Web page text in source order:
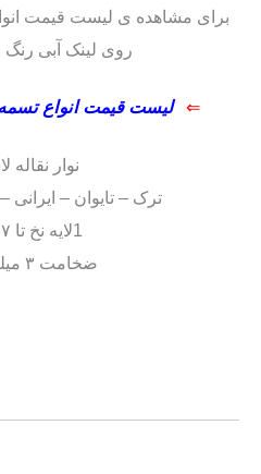
برای مشاهده ی لیست قیمت
روی لینک آبی رنگ
⇐ لیست قیمت انواع تسمه
نوار نقاله
ترک – تایوان – ایرانی
1لایه نخ تا ۷ لایه نخ
ضخامت ۳ میلیمتر به با